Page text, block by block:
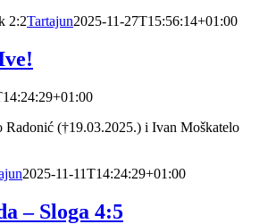
2:2Tartajun2025-11-27T15:56:14+01:00
Radonić (†19.03.2025.) i Ivan Moškatelo
2025-11-11T14:24:29+01:00
– Sloga 4:5